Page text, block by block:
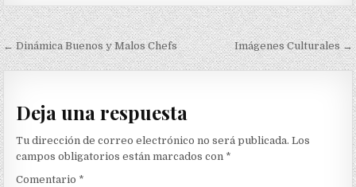
Navegación
de
entradas
← Dinámica Buenos y Malos Chefs Imágenes Culturales →
Deja una respuesta
Tu dirección de correo electrónico no será publicada. Los
campos obligatorios están marcados con *
Comentario *